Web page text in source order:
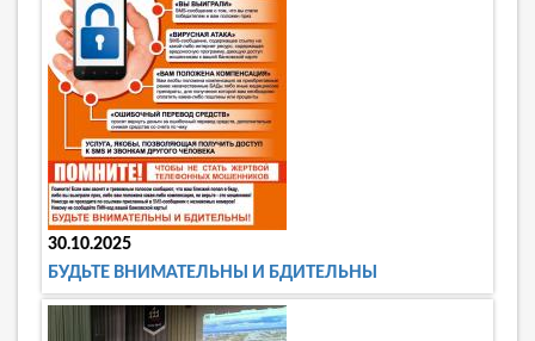
30.10.2025
БУДЬТЕ ВНИМАТЕЛЬНЫ И БДИТЕЛЬНЫ